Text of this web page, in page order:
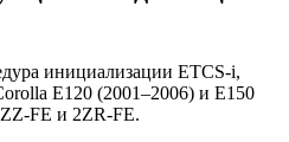
инициализации ETCS-i,
E120 (2001–2006) и E150
FE и 2ZR-FE.